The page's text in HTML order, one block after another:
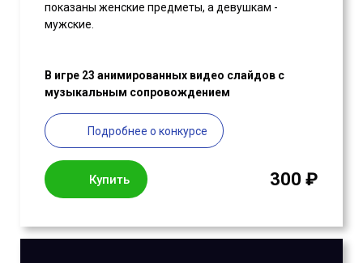
показаны женские предметы, а девушкам -
мужские.
В игре 23 анимированных видео слайдов с
музыкальным сопровождением
Подробнее о конкурсе
Купить 300 ₽